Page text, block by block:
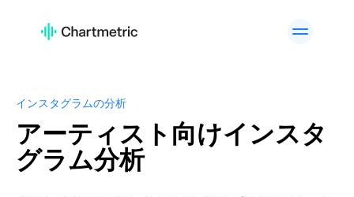
活用例
トラック分析
キュレーター分析・検索 チャート
高度なアーティスト検索
インスタグラムの分析
アーティスト向けインスタ
グラム分析